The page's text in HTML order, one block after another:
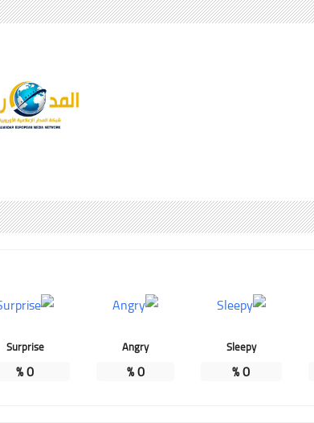
Sleepy
0
%
Angry
0
%
Surprise
0
%